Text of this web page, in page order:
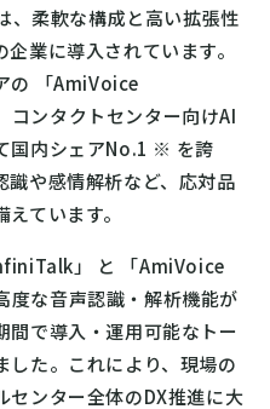
柔軟な構成と高い拡張性
業に導入されています。
の 「AmiVoice
ンタクトセンター向けAI
国内シェアNo.1 ※ を誇
識や感情解析など、応対品
ています。
」 と 「AmiVoice
な音声認識・解析機能が
間で導入・運用可能なトー
した。これにより、現場の
センター全体のDX推進に大